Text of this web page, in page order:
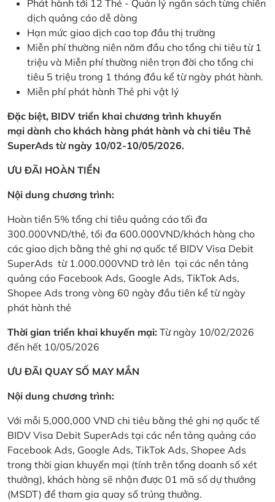
Phát hành tới 12 Thẻ - Quản lý ngân sách từng chiến
dịch quảng cáo dễ dàng
Hạn mức giao dịch cao top đầu thị trường
Miễn phí thường niên năm đầu cho tổng chi tiêu từ 1
triệu và Miễn phí thường niên trọn đời cho tổng chi
tiêu 5 triệu trong 1 tháng đầu kể từ ngày phát hành.
Miễn phí phát hành Thẻ phi vật lý
Đặc biệt, BIDV triển khai chương trình khuyến
mại dành cho khách hàng phát hành và chi tiêu Thẻ
SuperAds từ ngày 10/02-10/05/2026.
ƯU ĐÃI HOÀN TIỀN
Nội dung chương trình:
Hoàn tiền 5% tổng chi tiêu quảng cáo tối đa
300.000VND/thẻ, tối đa 600.000VND/khách hàng cho
các giao dịch bằng thẻ ghi nợ quốc tế BIDV Visa Debit
SuperAds từ 1.000.000VND trở lên tại các nền tảng
quảng cáo Facebook Ads, Google Ads, TikTok Ads,
Shopee Ads trong vòng 60 ngày đầu tiên kể từ ngày
phát hành thẻ
Thời gian triển khai khuyến mại: Từ ngày 10/02/2026
đến hết 10/05/2026
ƯU ĐÃI QUAY SỐ MAY MẮN
Nội dung chương trình:
Với mỗi 5,000,000 VND chi tiêu bằng thẻ ghi nợ quốc tế
BIDV Visa Debit SuperAds tại các nền tảng quảng cáo
Facebook Ads, Google Ads, TikTok Ads, Shopee Ads
trong thời gian khuyến mại (tính trên tổng doanh số xét
thưởng), khách hàng sẽ nhận được 01 mã số dự thưởng
(MSDT) để tham gia quay số trúng thưởng.